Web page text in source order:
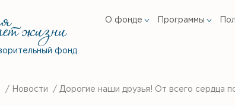
фонд
О фонде Программы
/ Новости / Дорогие наши друзья! От всего сердца